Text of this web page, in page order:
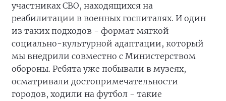
участниках СВО, находящихся на
реабилитации в военных госпиталях. И один
из таких подходов - формат мягкой
социально-культурной адаптации, который
мы внедрили совместно с Министерством
обороны. Ребята уже побывали в музеях,
осматривали достопримечательности
городов, ходили на футбол - такие